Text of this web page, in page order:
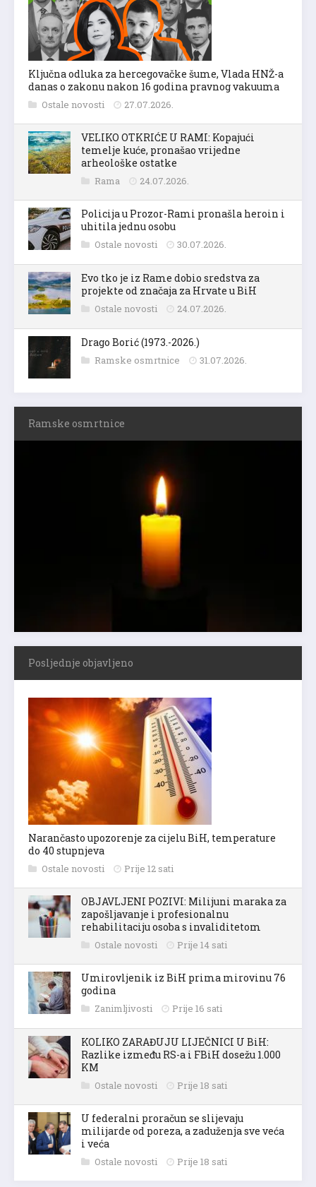
Ključna odluka za hercegovačke šume, Vlada HNŽ-a
danas o zakonu nakon 16 godina pravnog vakuuma
Ostale novosti 27.07.2026.
VELIKO OTKRIĆE U RAMI: Kopajući
temelje kuće, pronašao vrijedne
arheološke ostatke
Rama 24.07.2026.
Policija u Prozor-Rami pronašla heroin i
uhitila jednu osobu
Ostale novosti 30.07.2026.
Evo tko je iz Rame dobio sredstva za
projekte od značaja za Hrvate u BiH
Ostale novosti 24.07.2026.
Drago Borić (1973.-2026.)
Ramske osmrtnice 31.07.2026.
Ramske osmrtnice
Posljednje objavljeno
Narančasto upozorenje za cijelu BiH, temperature
do 40 stupnjeva
Ostale novosti Prije 12 sati
OBJAVLJENI POZIVI: Milijuni maraka za
zapošljavanje i profesionalnu
rehabilitaciju osoba s invaliditetom
Ostale novosti Prije 14 sati
Umirovljenik iz BiH prima mirovinu 76
godina
Zanimljivosti Prije 16 sati
KOLIKO ZARAĐUJU LIJEČNICI U BiH:
Razlike između RS-a i FBiH dosežu 1.000
KM
Ostale novosti Prije 18 sati
U federalni proračun se slijevaju
milijarde od poreza, a zaduženja sve veća
i veća
Ostale novosti Prije 18 sati